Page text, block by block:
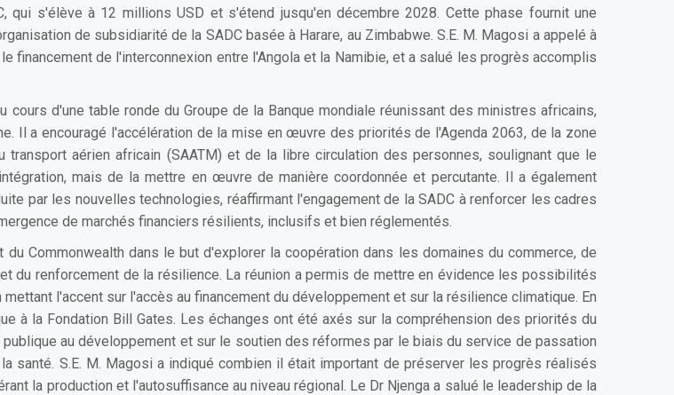
qui s'élève à 12 millions USD et s'étend jusqu'en décembre 2028. Cette phase fournit une
de subsidiarité de la SADC basée à Harare, au Zimbabwe. S.E. M. Magosi a appelé à
financement de l'interconnexion entre l'Angola et la Namibie, et a salué les progrès accomplis
cours d'une table ronde du Groupe de la Banque mondiale réunissant des ministres africains,
Il a encouragé l'accélération de la mise en œuvre des priorités de l'Agenda 2063, de la zone
transport aérien africain (SAATM) et de la libre circulation des personnes, soulignant que le
mais de la mettre en œuvre de manière coordonnée et percutante. Il a également
par les nouvelles technologies, réaffirmant l'engagement de la SADC à renforcer les cadres
de marchés financiers résilients, inclusifs et bien réglementés.
Commonwealth dans le but d'explorer la coopération dans les domaines du commerce, de
du renforcement de la résilience. La réunion a permis de mettre en évidence les possibilités
l'accent sur l'accès au financement du développement et sur la résilience climatique. En
à la Fondation Bill Gates. Les échanges ont été axés sur la compréhension des priorités du
au développement et sur le soutien des réformes par le biais du service de passation
santé. S.E. M. Magosi a indiqué combien il était important de préserver les progrès réalisés
la production et l'autosuffisance au niveau régional. Le Dr Njenga a salué le leadership de la